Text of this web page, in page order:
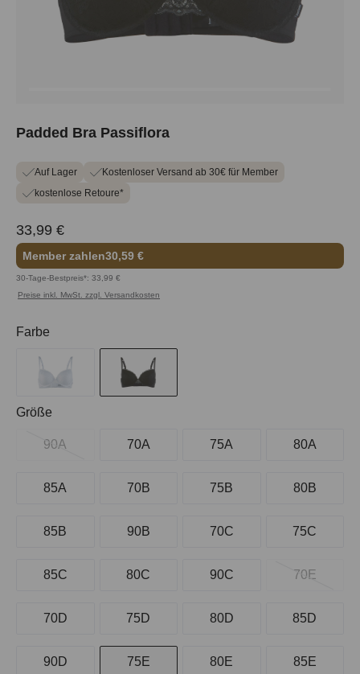
Padded Bra Passiflora
Auf Lager
Kostenloser Versand ab 30€ für Member
kostenlose Retoure*
33,99 €
Member zahlen30,59 €
30-Tage-Bestpreis*: 33,99 €
Preise inkl. MwSt. zzgl. Versandkosten
Farbe
Größe
90A 70A 75A 80A
85A 70B 75B 80B
85B 90B 70C 75C
85C 80C 90C 70E
70D 75D 80D 85D
90D 75E 80E 85E